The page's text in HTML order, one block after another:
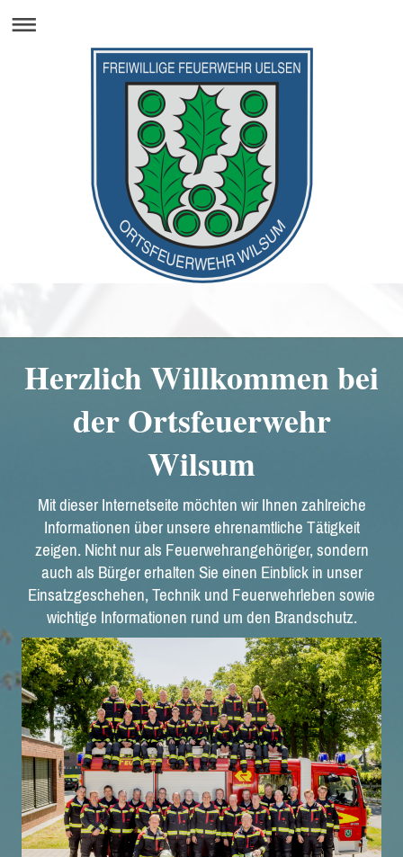
Herzlich Willkommen bei
der Ortsfeuerwehr
Wilsum
Mit dieser Internetseite möchten wir Ihnen zahlreiche
Informationen über unsere ehrenamtliche Tätigkeit
zeigen. Nicht nur als Feuerwehrangehöriger, sondern
auch als Bürger erhalten Sie einen Einblick in unser
Einsatzgeschehen, Technik und Feuerwehrleben sowie
wichtige Informationen rund um den Brandschutz.